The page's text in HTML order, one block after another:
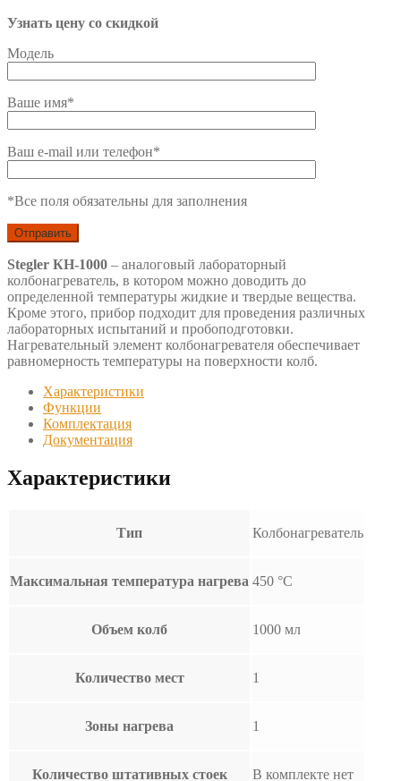
Узнать цену со скидкой
Модель
Ваше имя*
Ваш e-mail или телефон*
*Все поля обязательны для заполнения
Stegler КН-1000 – аналоговый лабораторный
колбонагреватель, в котором можно доводить до
определенной температуры жидкие и твердые вещества.
Кроме этого, прибор подходит для проведения различных
лабораторных испытаний и пробоподготовки.
Нагревательный элемент колбонагревателя обеспечивает
равномерность температуры на поверхности колб.
Характеристики
Функции
Комплектация
Документация
Характеристики
Тип Колбонагреватель
Максимальная температура нагрева 450 °С
Объем колб 1000 мл
Количество мест 1
Зоны нагрева 1
Количество штативных стоек В комплекте нет